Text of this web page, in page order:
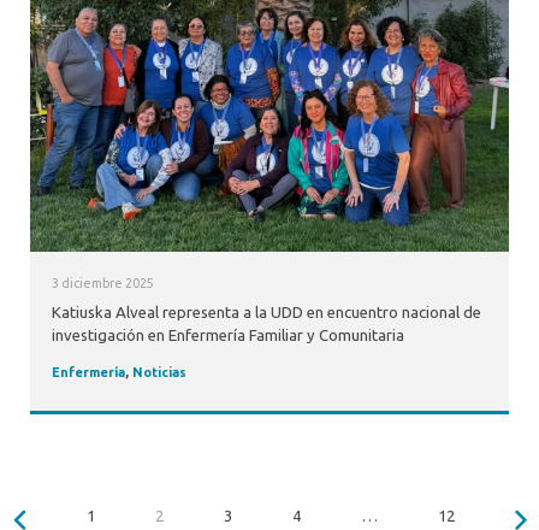
3 diciembre 2025
Katiuska Alveal representa a la UDD en encuentro nacional de
investigación en Enfermería Familiar y Comunitaria
Enfermería, Noticias
1 2 3 4 … 12